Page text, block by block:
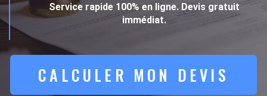
Service rapide 100% en ligne. Devis gratuit
immédiat.
CALCULER MON DEVIS